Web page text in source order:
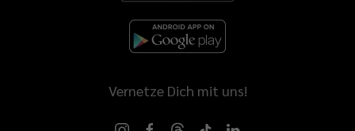
Vernetze Dich mit uns!